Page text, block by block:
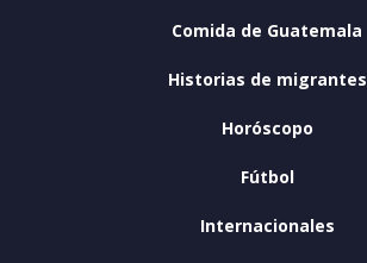
Comida de Guatemala
Historias de migrantes
Horóscopo
Fútbol
Internacionales